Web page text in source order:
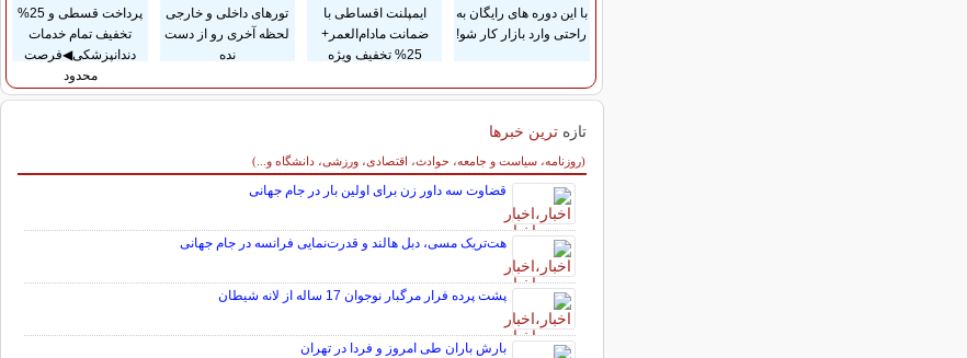
با این دوره های رایگان به
راحتی وارد بازار کار شو!
ایمپلنت اقساطی با
ضمانت مادام‌العمر+
25% تخفیف ویژه
تورهای داخلی و خارجی
لحظه آخری رو از دست
نده
پرداخت قسطی و 25%
تخفیف تمام خدمات
دندانپزشکی◀فرصت
محدود
تازه ترین خبرها
(روزنامه، سیاست و جامعه، حوادث، اقتصادی، ورزشی، دانشگاه و...)
سایر خبرهای داغ
قضاوت سه داور زن برای اولین بار در جام جهانی
هت‌تریک مسی، دبل هالند و قدرت‌نمایی فرانسه در جام جهانی
پشت پرده فرار مرگبار نوجوان 17 ساله از لانه شیطان
بارش باران طی امروز و فردا در تهران